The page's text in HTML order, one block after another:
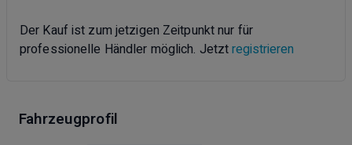
Der Kauf ist zum jetzigen Zeitpunkt nur für
professionelle Händler möglich. Jetztregistrieren
Fahrzeugprofil